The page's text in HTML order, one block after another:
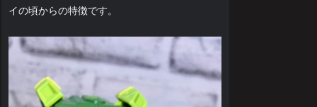
イの頃からの特徴です。